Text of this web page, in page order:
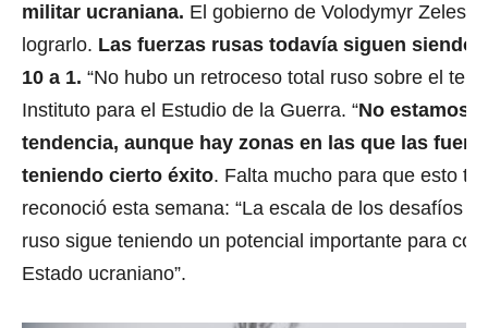
militar ucraniana. El gobierno de Volodymyr
lograrlo. Las fuerzas rusas todavía siguen siendo
10 a 1. “No hubo un retroceso total ruso sobre el
Instituto para el Estudio de la Guerra. “No estamos
tendencia, aunque hay zonas en las que las
teniendo cierto éxito. Falta mucho para que esto
reconoció esta semana: “La escala de los desafíos
ruso sigue teniendo un potencial importante para
Estado ucraniano”.